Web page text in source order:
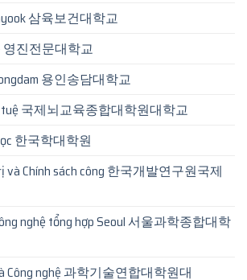
삼육보건대학교
영진전문대학교
용인송담대학교
tuệ 국제뇌교육종합대학원대학교
한국학대학원
và Chính sách công 한국개발연구원국제
nghệ tổng hợp Seoul 서울과학종합대학
Công nghệ 과학기술연합대학원대